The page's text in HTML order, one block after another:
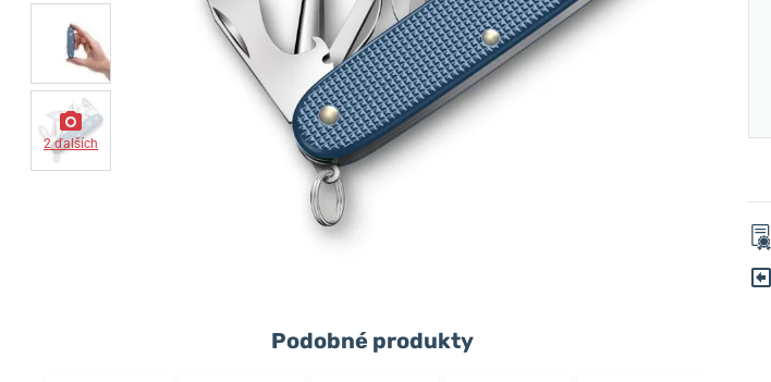
2 ďalších
Podobné produkty